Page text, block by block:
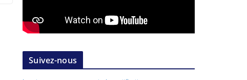
Suivez-nous